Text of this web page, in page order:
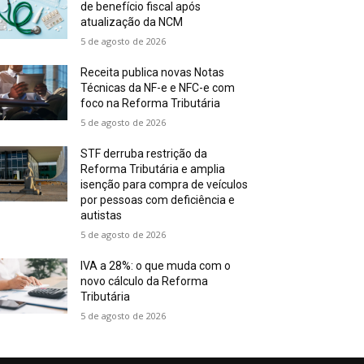
de benefício fiscal após
atualização da NCM
5 de agosto de 2026
Receita publica novas Notas
Técnicas da NF-e e NFC-e com
foco na Reforma Tributária
5 de agosto de 2026
STF derruba restrição da
Reforma Tributária e amplia
isenção para compra de veículos
por pessoas com deficiência e
autistas
5 de agosto de 2026
IVA a 28%: o que muda com o
novo cálculo da Reforma
Tributária
5 de agosto de 2026